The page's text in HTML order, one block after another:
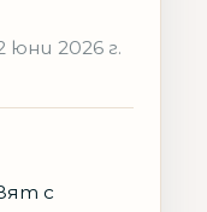
юни 2026 г.
с